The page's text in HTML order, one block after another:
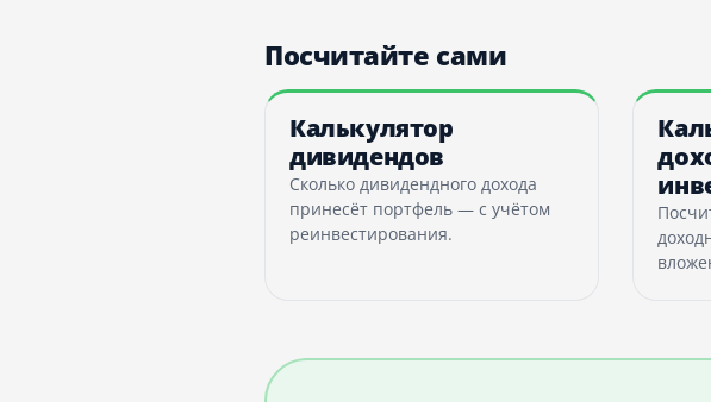
Посчитайте сами
Калькулятор
дивидендов
Сколько дивидендного дохода
принесёт портфель — с учётом
реинвестирования.